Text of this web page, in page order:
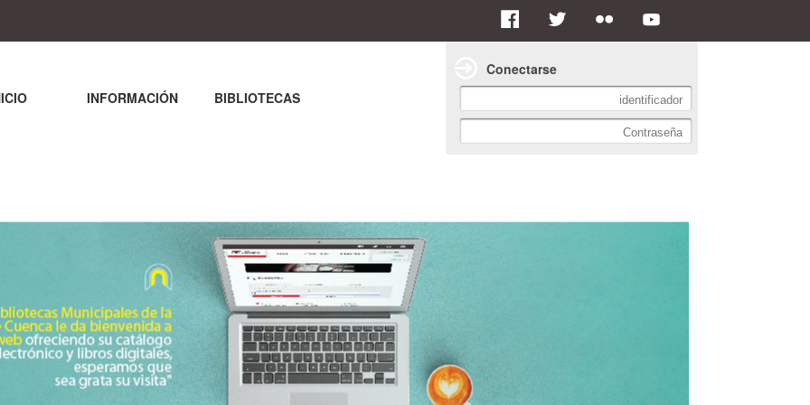
INFORMACIÓN BIBLIOTECAS
Conectarse